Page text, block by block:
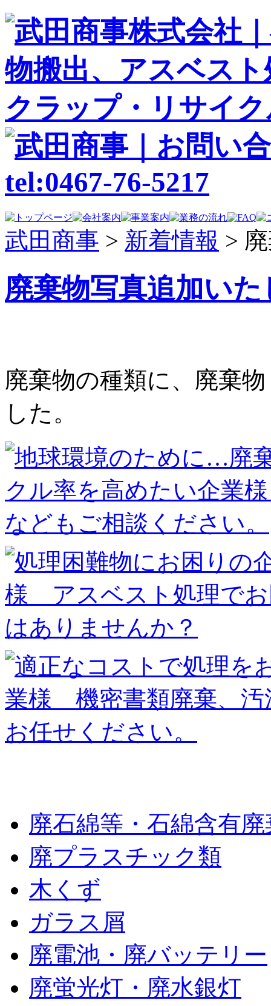
武田商事 > 新着情報 >
廃棄物写真追加い
廃棄物の種類に、廃棄
した。
廃石綿等・石綿含有
廃プラスチック類
木くず
ガラス屑
廃電池・廃バッテリー
廃蛍光灯・廃水銀灯